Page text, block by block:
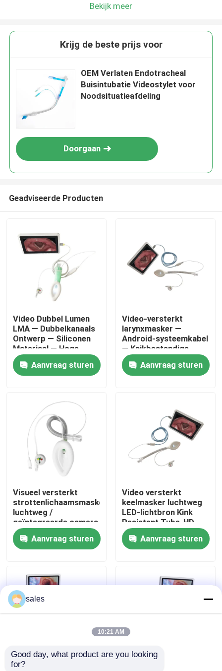
Producten
VR-show
Fabrieksreis
Kwaliteitscontrole
Contacteer ons
Vraag een offerte aan
Laryngeal Maskerluchtroute
Bekijk meer
Krijg de beste prijs voor
OEM Verlaten Endotracheal
Buisintubatie Videostylet voor
Noodsituatieafdeling
Doorgaan
Geadviseerde Producten
Video Dubbel Lumen
LMA — Dubbelkanaals
Ontwerp — Siliconen
Materiaal — Hoge
Afsluiting — ISO
Aanvraag sturen
Video-versterkt
larynxmasker —
Android-systeemkabel
— Knikbestendige
slang-HD-camera-ISO
Aanvraag sturen
Visueel versterkt
strottenlichaamsmasker
luchtweg /
geïntegreerde camera
/ realtime beeld /
snelle intubatie / ISO
Aanvraag sturen
Video versterkt
keelmasker luchtweg
LED-lichtbron Kink
Resistent Tube-HD
Camera-ISO
Aanvraag sturen
Visuele
sales
10:21 AM
Good day, what product are you looking
for?